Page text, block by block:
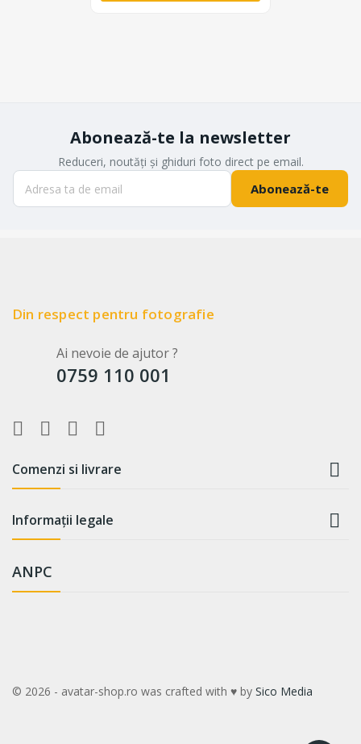
Abonează-te la newsletter
Reduceri, noutăți și ghiduri foto direct pe email.
Abonează-te
Din respect pentru fotografie
Ai nevoie de ajutor ?
0759 110 001
Comenzi si livrare 
Informații legale 
ANPC
© 2026 - avatar-shop.ro was crafted with ♥ by Sico Media